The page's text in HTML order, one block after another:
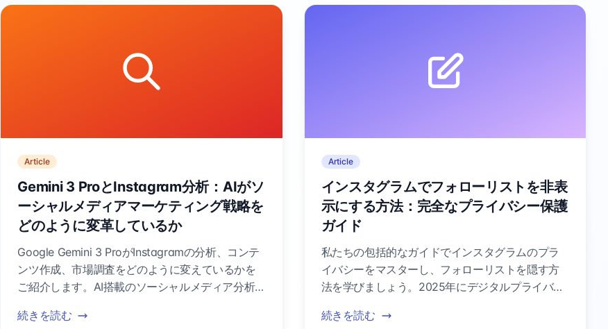
Article
Gemini 3 ProとInstagram分析：AIがソ
ーシャルメディアマーケティング戦略を
どのように変革しているか
Google Gemini 3 ProがInstagramの分析、コンテ
ンツ作成、市場調査をどのように変えているかを
ご紹介します。AI搭載のソーシャルメディア分析
のように高められるか学びましょう。
続きを読む
Article
インスタグラムでフォローリストを非表
示にする方法：完全なプライバシー保護
ガイド
私たちの包括的なガイドでインスタグラムのプラ
イバシーをマスターし、フォローリストを隠す方
法を学びましょう。2025年にデジタルプライバシ
続きを読む